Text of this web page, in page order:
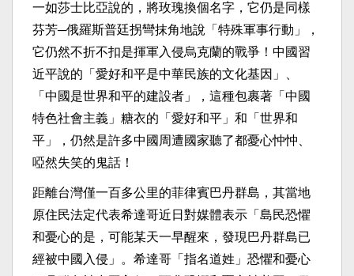
一如莎士比亞說的，將玫瑰換個名字，它仍是同樣
芬芳─俄羅斯普廷拐彎抹角地說「特殊軍事行動」，
它仍然不折不扣是揮軍入侵烏克蘭的戰爭！中國習
近平說的「愛好和平是中華民族的文化基因」、
「中國是世界和平的建設者」，這種包裹著「中國
特色社會主義」糖衣的「愛好和平」和「世界和
平」，仍然是許多中國周遭國家聽了都憂心忡忡、
啞然失笑的鬼話！
距離台灣僅一百多公里的菲律賓巴丹群島，其當地
原住民法定代表希達哥近日對媒體表示「島民恐懼
和憂心的是，可能某天一早醒來，發現巴丹群島已
經被中國入侵」。希達哥「指名道姓」恐懼和憂心